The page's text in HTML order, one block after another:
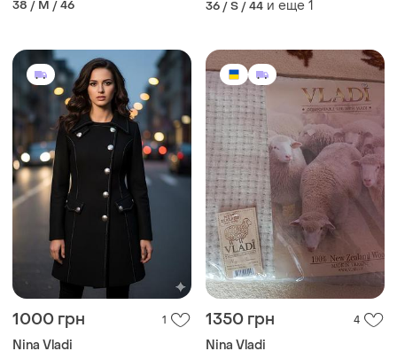
38 / M / 46 36 / S / 44 и еще 1
1000 грн 1
Nina Vladi
1350 грн 4
Nina Vladi